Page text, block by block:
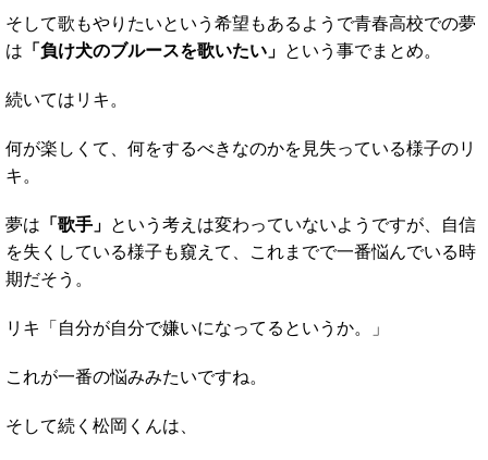
そして歌もやりたいという希望もあるようで青春高校での夢
は 「負け犬のブルースを歌いたい」 という事でまとめ。
続いてはリキ。
何が楽しくて、何をするべきなのかを見失っている様子のリ
キ。
夢は 「歌手」 という考えは変わっていないようですが、自信
を失くしている様子も窺えて、これまでで一番悩んでいる時
期だそう。
リキ「自分が自分で嫌いになってるというか。」
これが一番の悩みみたいですね。
そして続く松岡くんは、